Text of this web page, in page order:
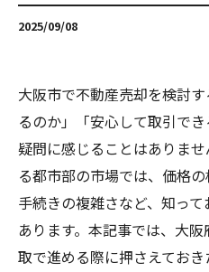
2025/09/08
大阪市で不動産売却を検討
るのか」「安心して取引で
疑問に感じることはありま
る都市部の市場では、価格
手続きの複雑さなど、知っ
あります。本記事では、大
取で進める際に押さえてお